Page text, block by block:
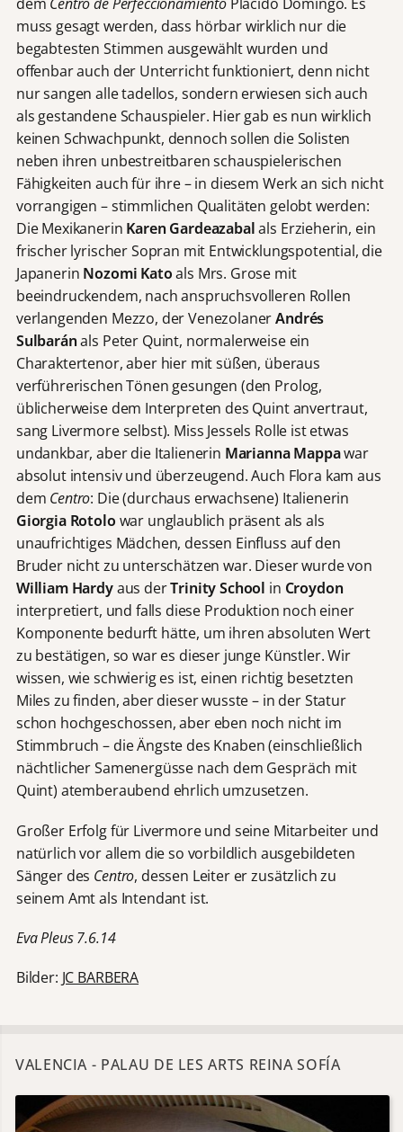
dem Centro de Perfeccionamiento Plácido Domingo. Es
muss gesagt werden, dass hörbar wirklich nur die
begabtesten Stimmen ausgewählt wurden und
offenbar auch der Unterricht funktioniert, denn nicht
nur sangen alle tadellos, sondern erwiesen sich auch
als gestandene Schauspieler. Hier gab es nun wirklich
keinen Schwachpunkt, dennoch sollen die Solisten
neben ihren unbestreitbaren schauspielerischen
Fähigkeiten auch für ihre – in diesem Werk an sich nicht
vorrangigen – stimmlichen Qualitäten gelobt werden:
Die Mexikanerin Karen Gardeazabalals Erzieherin, ein
frischer lyrischer Sopran mit Entwicklungspotential, die
Japanerin Nozomi Katoals Mrs. Grose mit
beeindruckendem, nach anspruchsvolleren Rollen
verlangenden Mezzo, der VenezolanerAndrés
Sulbaránals Peter Quint, normalerweise ein
Charaktertenor, aber hier mit süßen, überaus
verführerischen Tönen gesungen (den Prolog,
üblicherweise dem Interpreten des Quint anvertraut,
sang Livermore selbst). Miss Jessels Rolle ist etwas
undankbar, aber die Italienerin Marianna Mappawar
absolut intensiv und überzeugend. Auch Flora kam aus
dem Centro: Die (durchaus erwachsene) Italienerin
Giorgia Rotolo war unglaublich präsent als als
unaufrichtiges Mädchen, dessen Einfluss auf den
Bruder nicht zu unterschätzen war. Dieser wurde von
William Hardyaus derTrinity School in Croydon
interpretiert, und falls diese Produktion noch einer
Komponente bedurft hätte, um ihren absoluten Wert
zu bestätigen, so war es dieser junge Künstler. Wir
wissen, wie schwierig es ist, einen richtig besetzten
Miles zu finden, aber dieser wusste – in der Statur
schon hochgeschossen, aber eben noch nicht im
Stimmbruch – die Ängste des Knaben (einschließlich
nächtlicher Samenergüsse nach dem Gespräch mit
Quint) atemberaubend ehrlich umzusetzen.
Großer Erfolg für Livermore und seine Mitarbeiter und
natürlich vor allem die so vorbildlich ausgebildeten
Sänger des Centro, dessen Leiter er zusätzlich zu
seinem Amt als Intendant ist.
Eva Pleus 7.6.14
Bilder: JC BARBERA
VALENCIA - PALAU DE LES ARTS REINA SOFÍA